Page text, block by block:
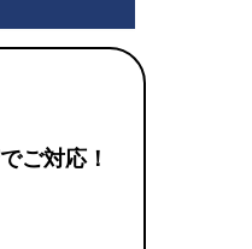
ご対応！